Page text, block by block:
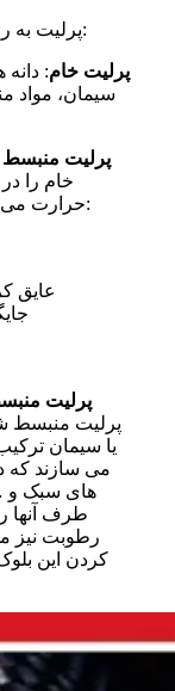
پرلیت به روش های زیر مورد استفاده قرار می گیرد:
پرلیت خام:
سیمان، مواد
پرلیت
حرارت می‌ دهند. پرلیت منبسط شده عبارت است از:
عایق
پرلیت
پرلیت منبسط
یا سیمان
می‌ سازند که
های سبک و
طرف آنها
رطوبت نیز
کردن این